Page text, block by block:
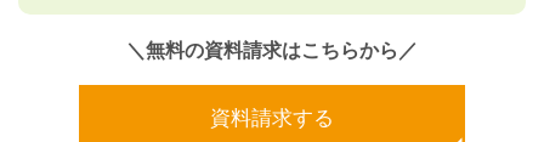
＼無料の資料請求はこちらから／
資料請求する